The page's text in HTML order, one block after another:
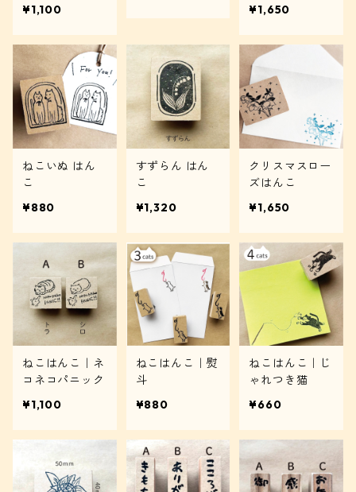
¥1,100 ¥1,650
ねこいぬ はん
こ
¥880
すずらん はん
こ
¥1,320
クリスマスロー
ズはんこ
¥1,650
ねこはんこ｜ネ
コネコパニック
¥1,100
ねこはんこ｜熨
斗
¥880
ねこはんこ｜じ
ゃれつき猫
¥660